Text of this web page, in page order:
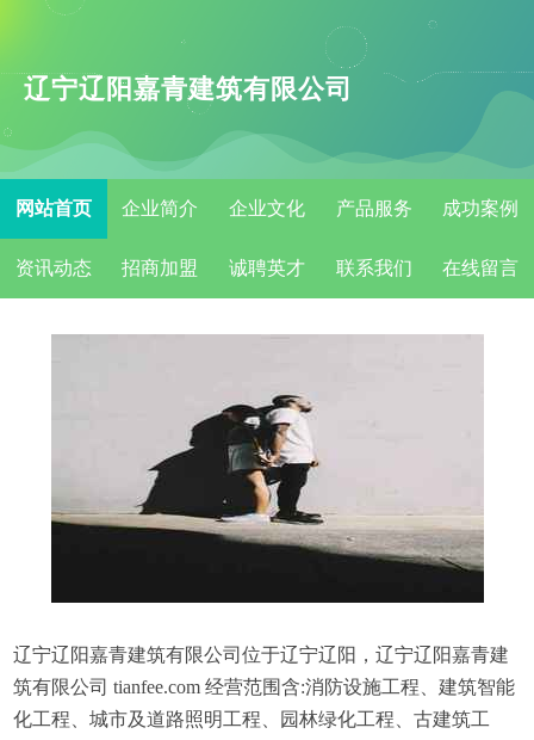
辽宁辽阳嘉青建筑有限公司
网站首页 企业简介 企业文化 产品服务 成功案例
资讯动态 招商加盟 诚聘英才 联系我们 在线留言
辽宁辽阳嘉青建筑有限公司位于辽宁辽阳，辽宁辽阳嘉青建
筑有限公司 tianfee.com 经营范围含:消防设施工程、建筑智能
化工程、城市及道路照明工程、园林绿化工程、古建筑工